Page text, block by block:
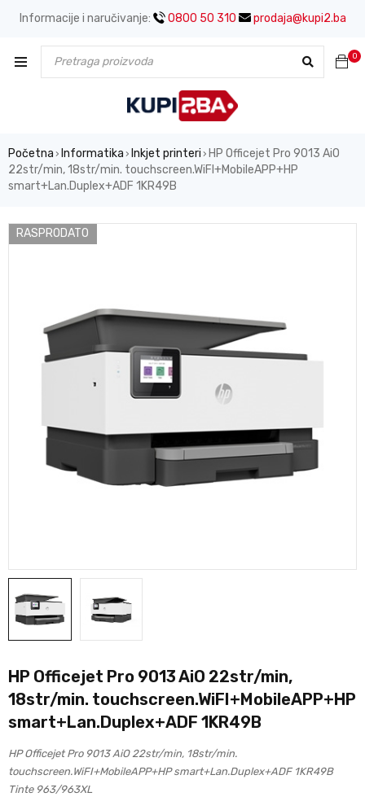
Informacije i naručivanje: 0800 50 310 prodaja@kupi2.ba
0
Početna › Informatika › Inkjet printeri › HP Officejet Pro 9013 AiO
22str/min, 18str/min. touchscreen.WiFI+MobileAPP+HP
smart+Lan.Duplex+ADF 1KR49B
RASPRODATO
HP Officejet Pro 9013 AiO 22str/min,
18str/min. touchscreen.WiFI+MobileAPP+HP
smart+Lan.Duplex+ADF 1KR49B
HP Officejet Pro 9013 AiO 22str/min, 18str/min.
touchscreen.WiFI+MobileAPP+HP smart+Lan.Duplex+ADF 1KR49B
Tinte 963/963XL